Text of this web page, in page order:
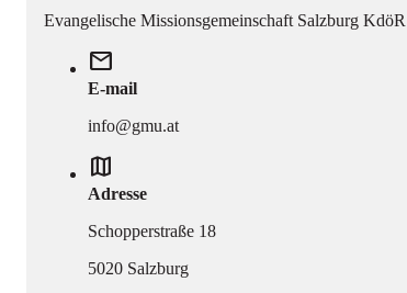
Evangelische Missionsgemeinschaft Salzburg KdöR
mail
E-mail
info@gmu.at
map
Adresse
Schopperstraße 18
5020 Salzburg